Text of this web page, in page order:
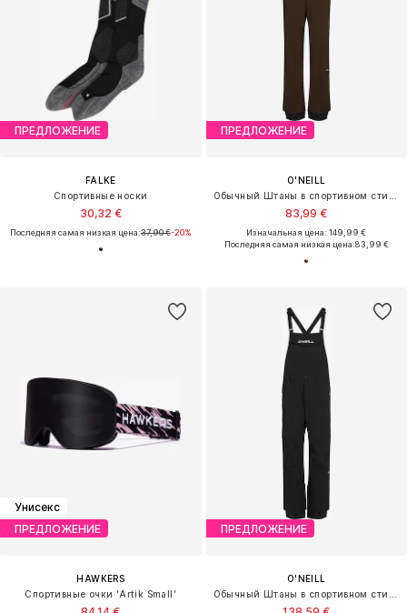
ПРЕДЛОЖЕНИЕ
FALKE
Спортивные носки
30,32 €
Последняя самая низкая цена:37,90 €-20%
ПРЕДЛОЖЕНИЕ
O'NEILL
83,99 €
Изначальная цена: 149,99 €
Последняя самая низкая цена:83,99 €
Унисекс
ПРЕДЛОЖЕНИЕ
HAWKERS
Спортивные очки 'Artik Small'
ПРЕДЛОЖЕНИЕ
O'NEILL